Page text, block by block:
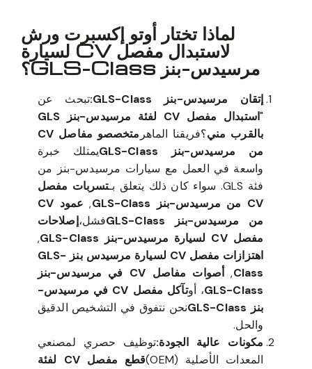
لماذا تختار أوتو إكسبرت ورش
لاستبدال مفصل CV لسيارة
مرسيدس-بنز GLS-Class؟
إتقان مرسيدس-بنز GLS-Class:
تبحث عن
"
استبدال مفصل CV لفئة مرسيدس-بنز GLS
بالقرب مني؟فريقنا الماهر
متخصصو مفاصل CV
من مرسيدس-بنز GLS-Class
يمتلك خبرة
واسعة في العمل مع سيارات مرسيدس-بنز من
فئة GLS. سواء كان ذلك يتعلق بـ
تسربات مفصل
CV من مرسيدس-بنز GLS-Class
,
عمود CV
من مرسيدس-بنز GLS-Class
فشل،إصلاحات
مفصل CV لسيارة مرسيدس-بنز GLS-Class
,
اهتزازات مفصل CV لسيارة مرسيدس بنز GLS-
Class
,
أصوات مفاصل CV في مرسيدس-بنز
GLS-Class، أو
تآكل مفصل CV في مرسيدس-
بنز GLS-Class
نحن نتفوق في التشخيص الدقيق
والحل.
مكونات عالية الجودة:توظيف حصري لمصنعي
المعدات الأصلية (OEM)
قطع مفصل CV لفئة